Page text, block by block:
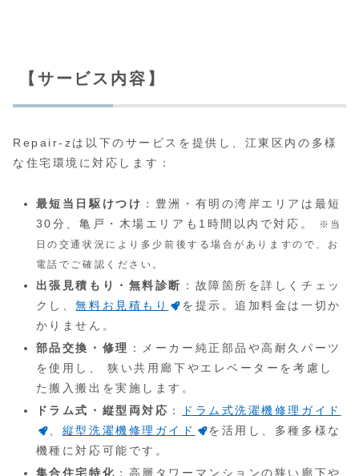
【サービス内容】
Repair-zは以下のサービスを提供し、江東区内の多様
な住宅環境に対応します：
最短当日駆けつけ ：豊洲・有明の湾岸エリアは最短
30分、亀戸・木場エリアも1時間以内で対応。
※当
日の交通状況により多少前後する場合がありますので、お
電話でご確認ください。
出張見積もり・無料診断 ：故障箇所を詳しくチェッ
クし、無料お見積もり
を提示。追加料金は一切か
かりません。
部品交換・修理 ：メーカー純正部品や高耐久パーツ
を使用し、 狭い共用廊下やエレベーターを考慮し
た搬入搬出を実施します。
ドラム式・縦型両対応 ：
ドラム式洗濯機修理ガイド
縦型洗濯機修理ガイド
を活用し、多種多様な
機種に対応可能です。
集合住宅特化 ：高層タワーマンションの狭い廊下や